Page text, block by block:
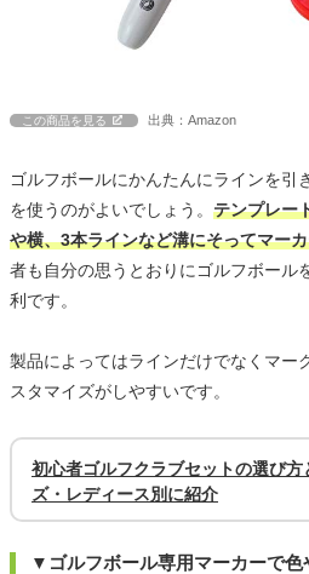
この商品を見る 出典：Amazon
ゴルフボールにかんたんにラインを引
を使うのがよいでしょう。 テンプレー
や横、3本ラインなど溝にそってマー
者も自分の思うとおりにゴルフボール
利です。
製品によってはラインだけでなくマー
スタマイズがしやすいです。
初心者ゴルフクラブセットの選び
ズ・レディース別に紹介
▼ゴルフボール専用マーカーで色